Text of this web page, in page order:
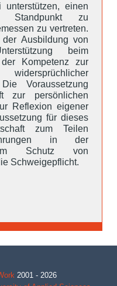
einen
Standpunkt zu
zu vertreten.
Ausbildung von
beim
Kompetenz zur
Voraussetzung
zur persönlichen
Reflexion eigener
für dieses
zum Teilen
in der
Schutz von
Schweigepflicht.
2001 - 2026